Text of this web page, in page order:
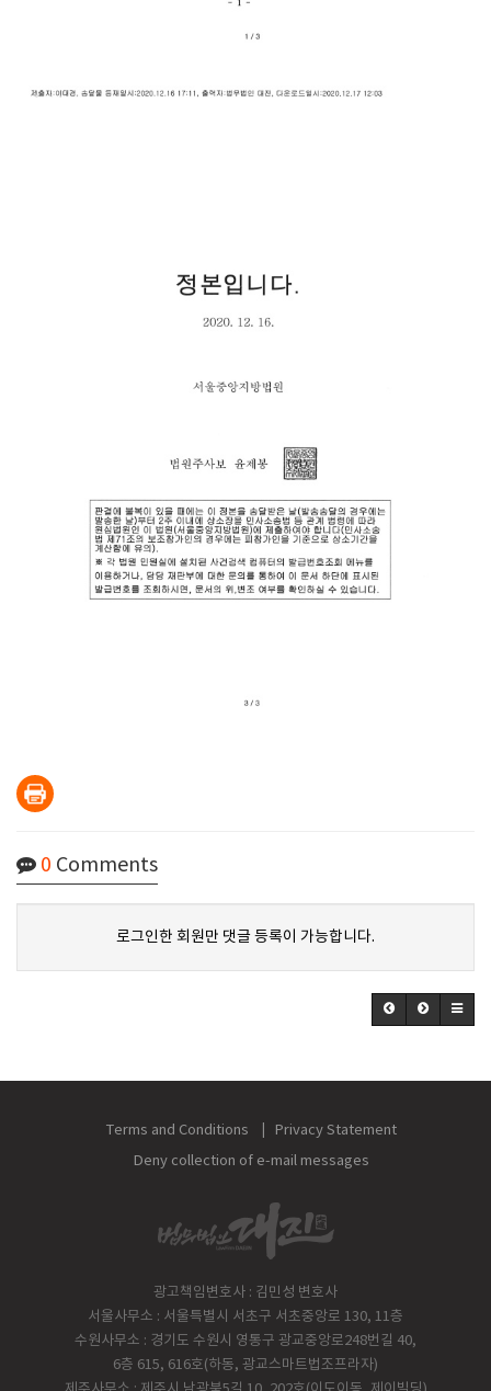
0 Comments
로그인한 회원만 댓글 등록이 가능합니다.
Terms and Conditions
Privacy Statement
Deny collection of e-mail messages
광고책임변호사 : 김민성 변호사
서울사무소 : 서울특별시 서초구 서초중앙로 130, 11층
수원사무소 : 경기도 수원시 영통구 광교중앙로248번길 40,
6층 615, 616호(하동, 광교스마트법조프라자)